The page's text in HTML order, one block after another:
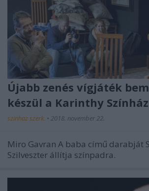
Újabb zenés vígjáték
készül a Karinthy Színház
szinhaz szerk. • 2018. november 22.
Miro Gavran A baba című darabját
Szilveszter állítja színpadra.